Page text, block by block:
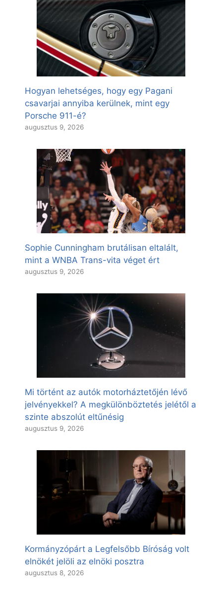
Hogyan lehetséges, hogy egy Pagani
csavarjai annyiba kerülnek, mint egy
Porsche 911-é?
augusztus 9, 2026
Sophie Cunningham brutálisan eltalált,
mint a WNBA Trans-vita véget ért
augusztus 9, 2026
Mi történt az autók motorháztetőjén lévő
jelvényekkel? A megkülönböztetés jelétől a
szinte abszolút eltűnésig
augusztus 9, 2026
Kormányzópárt a Legfelsőbb Bíróság volt
elnökét jelöli az elnöki posztra
augusztus 8, 2026